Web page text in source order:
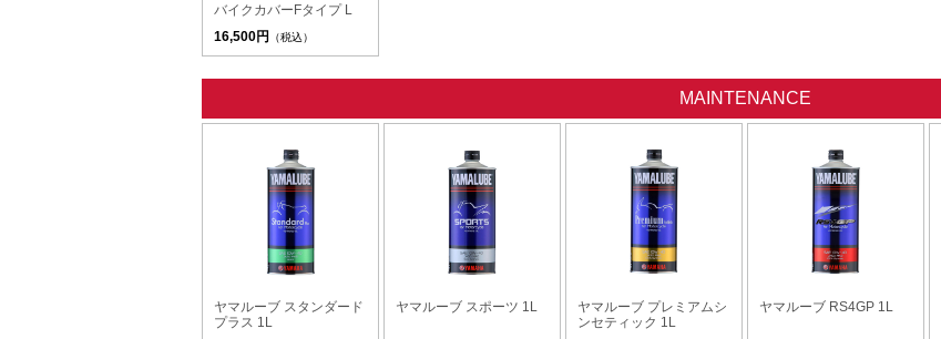
バイクカバーFタイプ L
16,500円
（税込）
MAINTENANCE
ヤマルーブ スタンダード
プラス 1L
ヤマルーブ スポーツ 1L
ヤマルーブ プレミアムシ
ンセティック 1L
ヤマルーブ RS4GP 1L